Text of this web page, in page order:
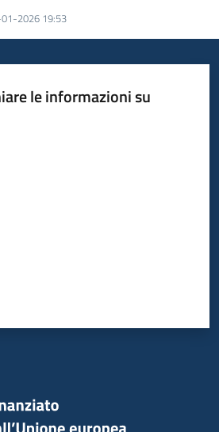
2026 19:53
le informazioni su